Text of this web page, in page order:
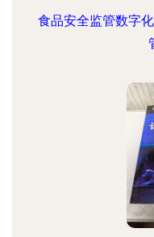
食品安全监管数字